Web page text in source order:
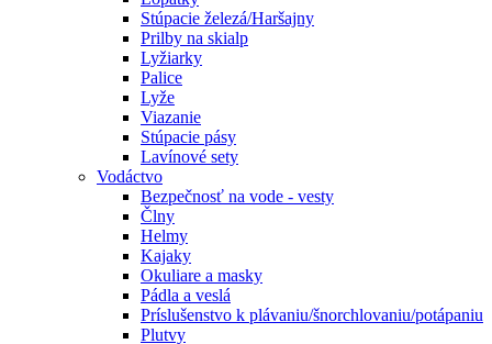
Stúpacie železá/Haršajny
Prilby na skialp
Lyžiarky
Palice
Lyže
Viazanie
Stúpacie pásy
Lavínové sety
Vodáctvo
Bezpečnosť na vode - vesty
Člny
Helmy
Kajaky
Okuliare a masky
Pádla a veslá
Príslušenstvo k plávaniu/šnorchlovaniu/potápaniu
Plutvy